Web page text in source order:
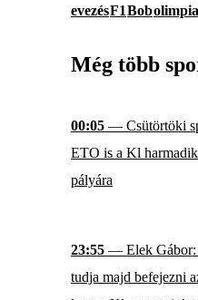
evezésF1Bob
Még több
00:05 — Csütörtöki
ETO is a Kl
pályára
23:55 — Elek Gábor:
tudja majd befejezni